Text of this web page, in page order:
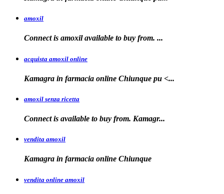
amoxil
Connect is amoxilavailable to buy from. ...
acquista amoxil online
Kamagra in farmacia online Chiunque pu <...
amoxil senza ricetta
Connect is available to buy from. Kamagr...
vendita amoxil
Kamagra in farmacia online Chiunque
vendita online amoxil